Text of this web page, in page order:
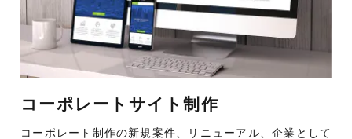
コーポレートサイト制作
コーポレート制作の新規案件、リニューアル、企業として